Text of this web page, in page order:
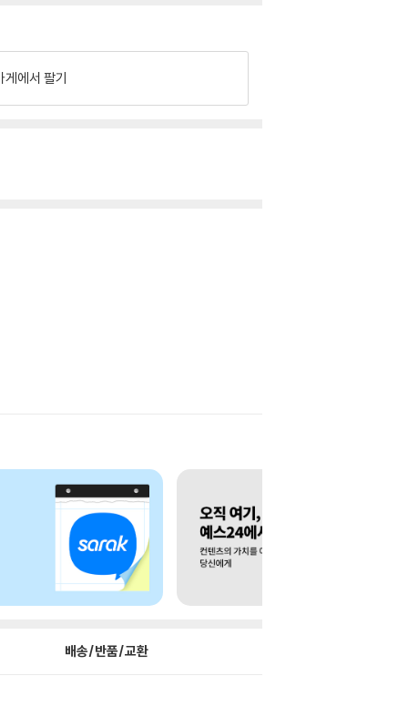
게에서 팔기
배송/반품/교환